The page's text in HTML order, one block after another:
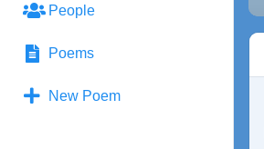
People
Poems
New Poem